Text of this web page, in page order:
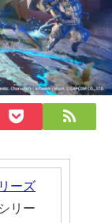
ーズ
リー